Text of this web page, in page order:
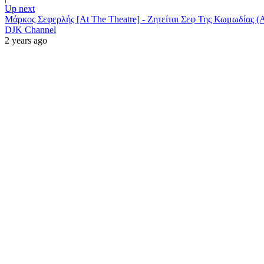
Up next
Μάρκος Σεφερλής [At The Theatre] - Ζητείται Σεφ Της Κωμωδίας
DJK Channel
2 years ago